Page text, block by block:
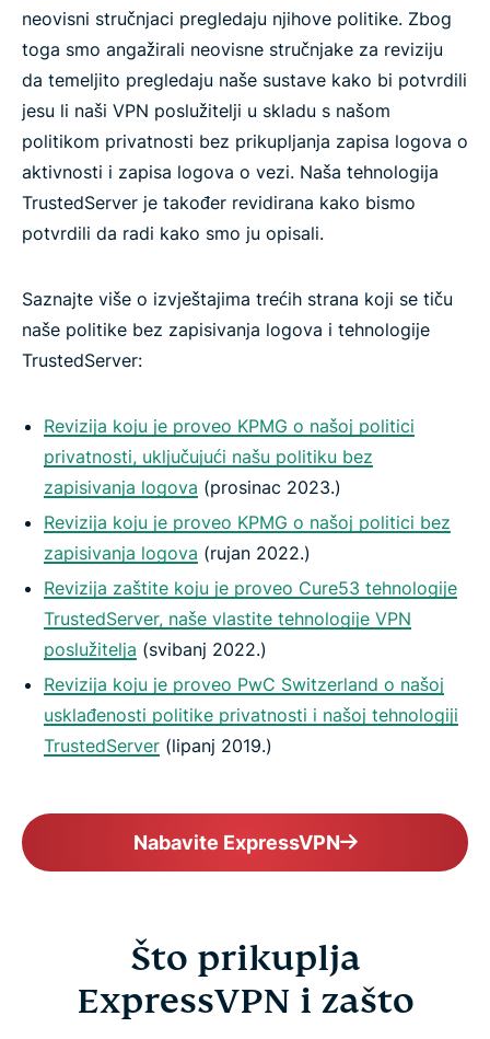
neovisni stručnjaci pregledaju njihove politike. Zbog
toga smo angažirali neovisne stručnjake za reviziju
da temeljito pregledaju naše sustave kako bi potvrdili
jesu li naši VPN poslužitelji u skladu s našom
politikom privatnosti bez prikupljanja zapisa logova o
aktivnosti i zapisa logova o vezi. Naša tehnologija
TrustedServer je također revidirana kako bismo
potvrdili da radi kako smo ju opisali.
Saznajte više o izvještajima trećih strana koji se tiču
naše politike bez zapisivanja logova i tehnologije
TrustedServer:
Revizija koju je proveo KPMG o našoj politici
privatnosti, uključujući našu politiku bez
zapisivanja logova (prosinac 2023.)
Revizija koju je proveo KPMG o našoj politici bez
zapisivanja logova (rujan 2022.)
Revizija zaštite koju je proveo Cure53 tehnologije
TrustedServer, naše vlastite tehnologije VPN
poslužitelja (svibanj 2022.)
Revizija koju je proveo PwC Switzerland o našoj
usklađenosti politike privatnosti i našoj tehnologiji
TrustedServer (lipanj 2019.)
Nabavite ExpressVPN
Što prikuplja
ExpressVPN i zašto